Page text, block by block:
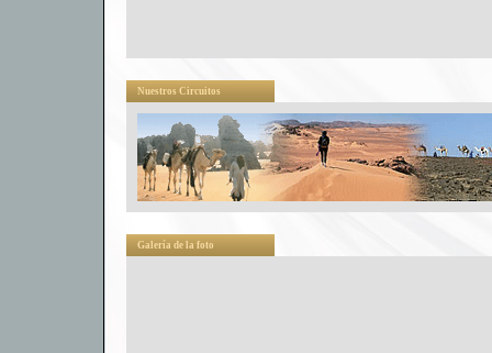
Nuestros Circuitos
Galería de la foto